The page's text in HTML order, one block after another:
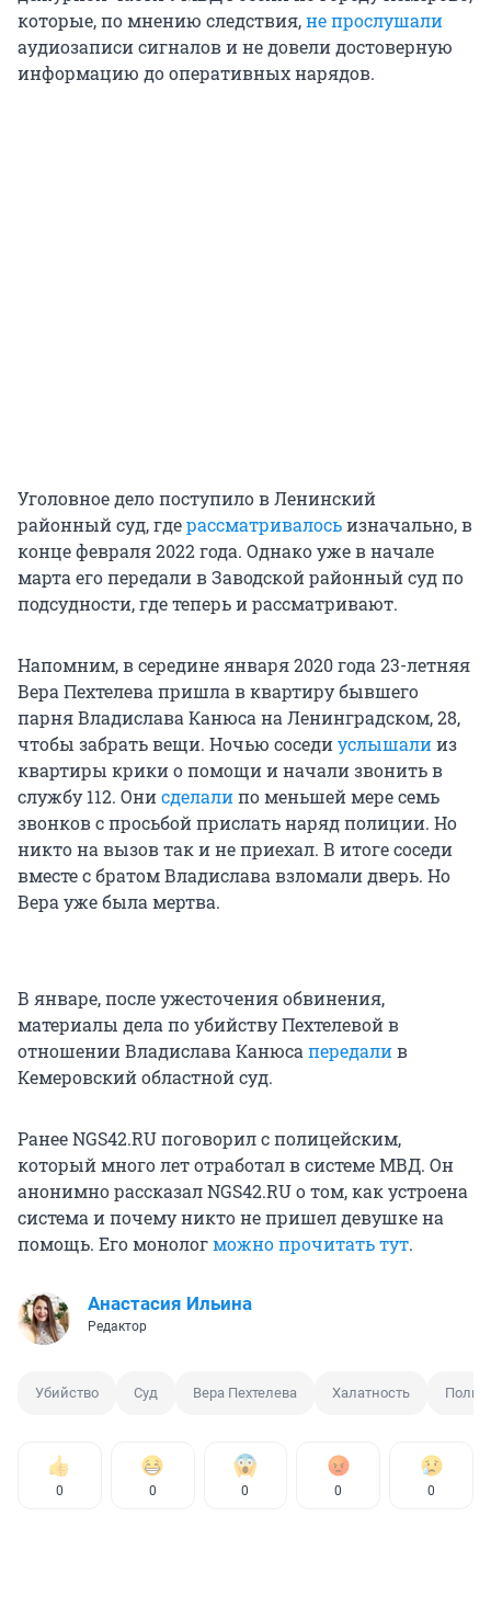
которые, по мнению следствия,не прослушали
аудиозаписи сигналов и не довели достоверную
информацию до оперативных нарядов.
Уголовное дело поступило в Ленинский
районный суд, гдерассматривалосьизначально, в
конце февраля 2022 года. Однако уже в начале
марта его передали в Заводской районный суд по
подсудности, где теперь и рассматривают.
Напомним, в середине января 2020 года 23-летняя
Вера Пехтелева пришла в квартиру бывшего
парня Владислава Канюса на Ленинградском, 28,
чтобы забрать вещи. Ночью соседиуслышалииз
квартиры крики о помощи и начали звонить в
службу 112. Онисделалипо меньшей мере семь
звонков с просьбой прислать наряд полиции. Но
никто на вызов так и не приехал. В итоге соседи
вместе с братом Владислава взломали дверь. Но
Вера уже была мертва.
В январе, после ужесточения обвинения,
материалы дела по убийству Пехтелевой в
отношении Владислава Канюсапередалив
Кемеровский областной суд.
Ранее NGS42.RU поговорил с полицейским,
который много лет отработал в системе МВД. Он
анонимно рассказал NGS42.RU о том, как устроена
система и почему никто не пришел девушке на
помощь. Его монологможно прочитать тут.
Анастасия Ильина
Редактор
Убийство Суд Вера Пехтелева Халатность
0 0 0 0 0